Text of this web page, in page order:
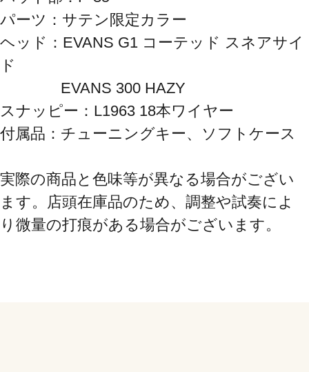
パーツ：サテン限定カラー
ヘッド：EVANS G1 コーテッド スネアサイ
ド
EVANS 300 HAZY
スナッピー：L1963 18本ワイヤー
付属品：チューニングキー、ソフトケース
実際の商品と色味等が異なる場合がござい
ます。店頭在庫品のため、調整や試奏によ
り微量の打痕がある場合がございます。